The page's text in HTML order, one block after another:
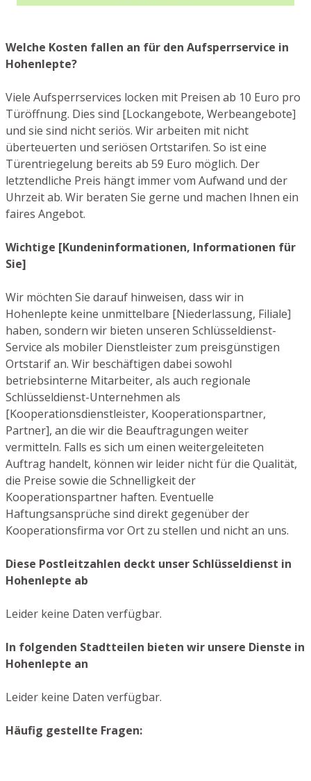
Welche Kosten fallen an für den Aufsperrservice in
Hohenlepte?
Viele Aufsperrservices locken mit Preisen ab 10 Euro pro
Türöffnung. Dies sind [Lockangebote, Werbeangebote]
und sie sind nicht seriös. Wir arbeiten mit nicht
überteuerten und seriösen Ortstarifen. So ist eine
Türentriegelung bereits ab 59 Euro möglich. Der
letztendliche Preis hängt immer vom Aufwand und der
Uhrzeit ab. Wir beraten Sie gerne und machen Ihnen ein
faires Angebot.
Wichtige [Kundeninformationen, Informationen für
Sie]
Wir möchten Sie darauf hinweisen, dass wir in
Hohenlepte keine unmittelbare [Niederlassung, Filiale]
haben, sondern wir bieten unseren Schlüsseldienst-
Service als mobiler Dienstleister zum preisgünstigen
Ortstarif an. Wir beschäftigen dabei sowohl
betriebsinterne Mitarbeiter, als auch regionale
Schlüsseldienst-Unternehmen als
[Kooperationsdienstleister, Kooperationspartner,
Partner], an die wir die Beauftragungen weiter
vermitteln. Falls es sich um einen weitergeleiteten
Auftrag handelt, können wir leider nicht für die Qualität,
die Preise sowie die Schnelligkeit der
Kooperationspartner haften. Eventuelle
Haftungsansprüche sind direkt gegenüber der
Kooperationsfirma vor Ort zu stellen und nicht an uns.
Diese Postleitzahlen deckt unser Schlüsseldienst in
Hohenlepte ab
Leider keine Daten verfügbar.
In folgenden Stadtteilen bieten wir unsere Dienste in
Hohenlepte an
Leider keine Daten verfügbar.
Häufig gestellte Fragen: